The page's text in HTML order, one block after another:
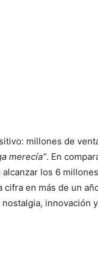
millones de
merecía”. En
los 6
cifra en más de un
innovación